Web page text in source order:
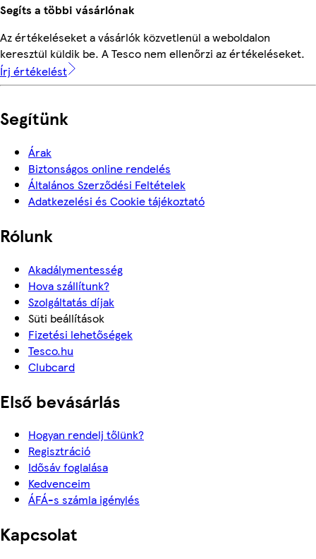
Segíts a többi vásárlónak
Az értékeléseket a vásárlók közvetlenül a weboldalon
keresztül küldik be. A Tesco nem ellenőrzi az értékeléseket.
Írj értékelést
Segítünk
Árak
Biztonságos online rendelés
Általános Szerződési Feltételek
Adatkezelési és Cookie tájékoztató
Rólunk
Akadálymentesség
Hova szállítunk?
Szolgáltatás díjak
Süti beállítások
Fizetési lehetőségek
Tesco.hu
Clubcard
Első bevásárlás
Hogyan rendelj tőlünk?
Regisztráció
Idősáv foglalása
Kedvenceim
ÁFÁ-s számla igénylés
Kapcsolat